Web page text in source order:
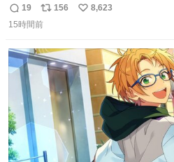
てあっておもろい
返
信
19
リ
ポ
ト
数
156
い
数
8,623
15時間前